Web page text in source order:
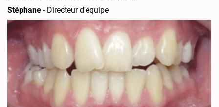
Stéphane - Directeur d'équipe